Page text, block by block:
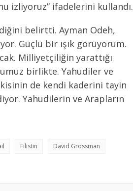
izliyoruz” ifadelerini kullandı.
belirtti. Ayman Odeh,
Güçlü bir ışık görüyorum.
Milliyetçiliğin yarattığı
birlikte. Yahudiler ve
de kendi kaderini tayin
Yahudilerin ve Arapların
Filistin David Grossman